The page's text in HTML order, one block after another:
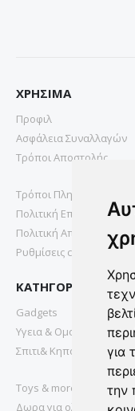
για
την
ΧΡΗΣΙΜΑ
Προφιλ
Ασφάλεια Συναλλαγών
Τρόποι Αποστολής
Τρόποι Πληρωμής
Πολιτική Επιστροφών
Πολιτική Απορρήτου
Ρυθμίσεις cookies
ΚΑΤΗΓΟΡΙΕΣ
Gadgets
Υγεια & Ομορφια
Σπιτι& Κηπος
Toys & more
Δωρα για ολους